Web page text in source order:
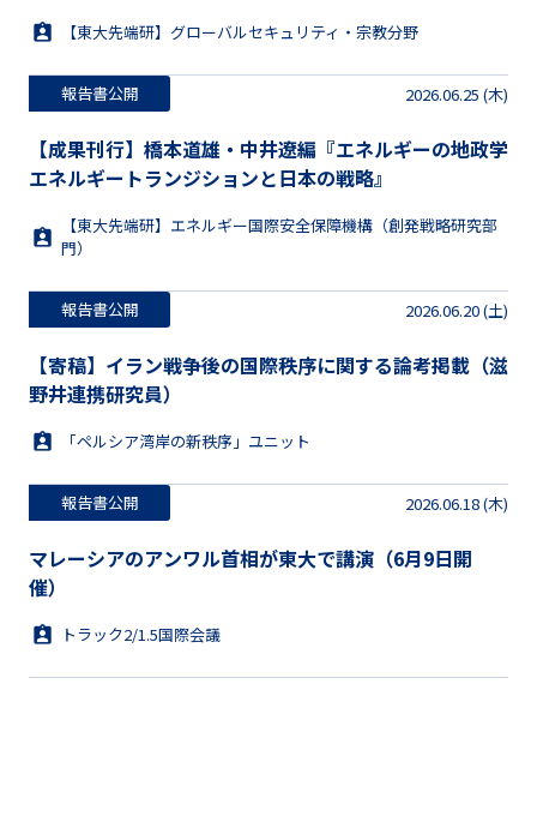
【東大先端研】グローバルセキュリティ・宗教分野
報告書公開 2026.06.25 (木)
【成果刊行】橋本道雄・中井遼編『エネルギーの地政学
エネルギートランジションと日本の戦略』
【東大先端研】エネルギー国際安全保障機構（創発戦略研究部
門）
報告書公開 2026.06.20 (土)
【寄稿】イラン戦争後の国際秩序に関する論考掲載（滋
野井連携研究員）
「ペルシア湾岸の新秩序」ユニット
報告書公開 2026.06.18 (木)
マレーシアのアンワル首相が東大で講演（6月9日開
催）
トラック2/1.5国際会議